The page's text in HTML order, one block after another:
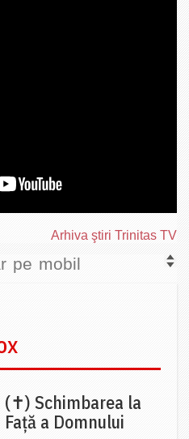
Arhiva ştiri Trinitas TV
pe mobil
(✝) Schimbarea la
Față a Domnului